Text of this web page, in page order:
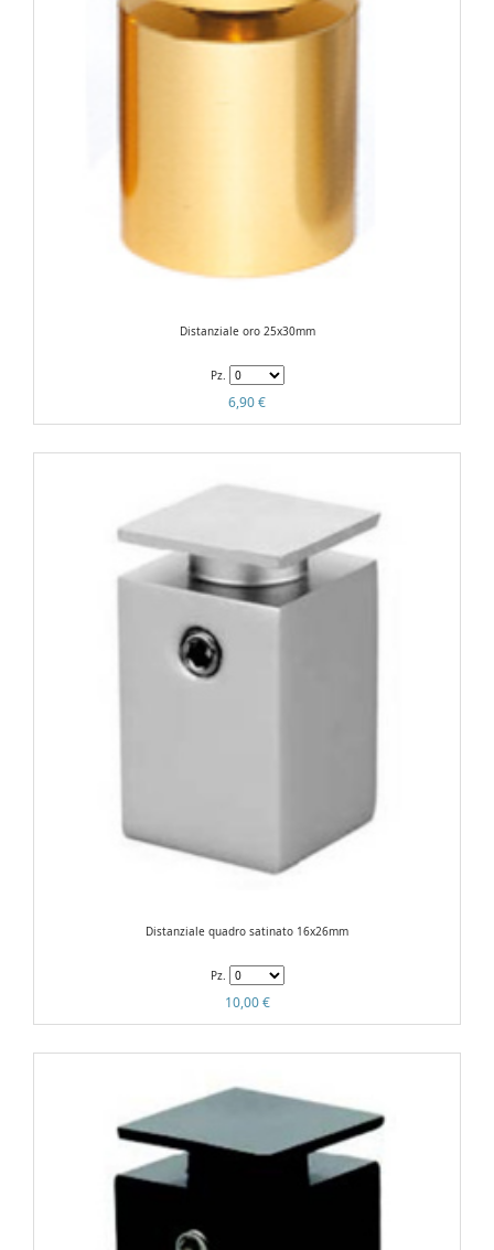
Distanziale oro 25x30mm
Pz.
6,90 €
Distanziale quadro satinato 16x26mm
Pz.
10,00 €